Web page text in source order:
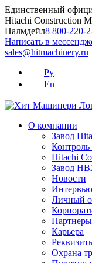
Skip
to
content
Единственный
Hitachi Construction
Палмдейл8 800-220-
Написать в
sales@hitmachinery.ru
Ру
En
О компании
Завод
Контроль
Hitachi
Завод
Новости
Интервью
Личный
Партнеры
Карьера
Охрана